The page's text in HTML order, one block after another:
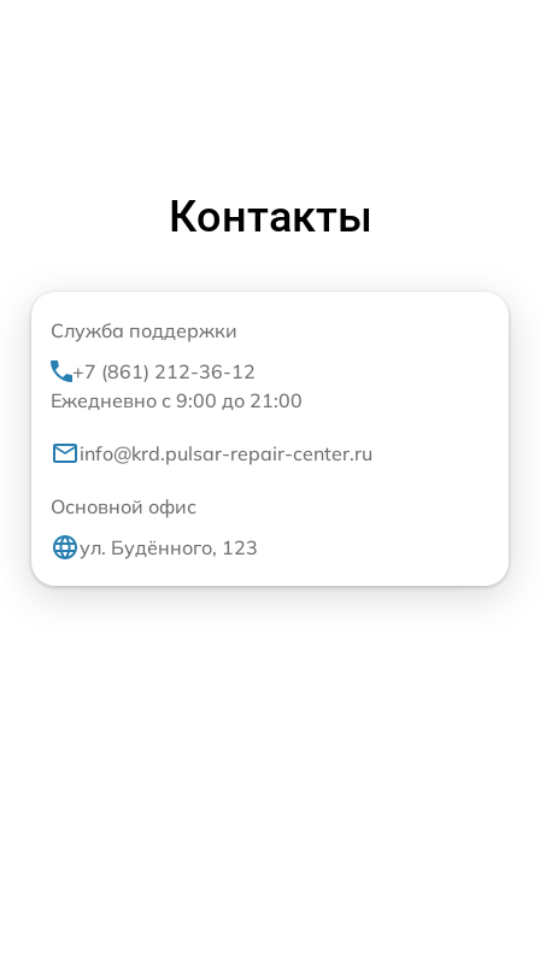
Контакты
Служба поддержки
+7 (861) 212-36-12
Ежедневно с 9:00 до 21:00
info@krd.pulsar-repair-center.ru
Основной офис
ул. Будённого, 123